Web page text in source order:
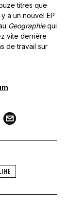
titres que
a un nouvel EP
Geographiequi
vite derrière
de travail sur